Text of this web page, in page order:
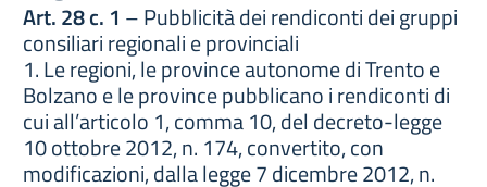
Art. 28 c. 1 – Pubblicità dei rendiconti dei gruppi
consiliari regionali e provinciali
1. Le regioni, le province autonome di Trento e
Bolzano e le province pubblicano i rendiconti di
cui all’articolo 1, comma 10, del decreto-legge
10 ottobre 2012, n. 174, convertito, con
modificazioni, dalla legge 7 dicembre 2012, n.